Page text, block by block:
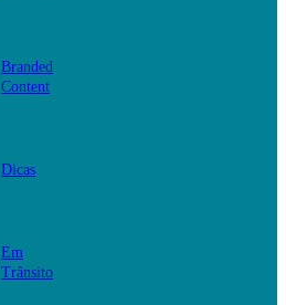
Branded
Content
Dicas
Em
Trânsito